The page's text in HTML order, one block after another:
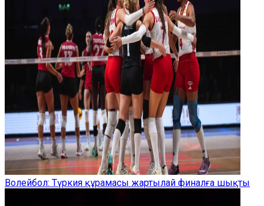
Волейбол: Түркия құрамасы жартылай финалға шықты